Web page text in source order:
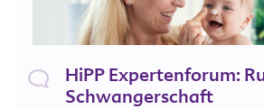
HiPP Expertenforum:
Schwangerschaft